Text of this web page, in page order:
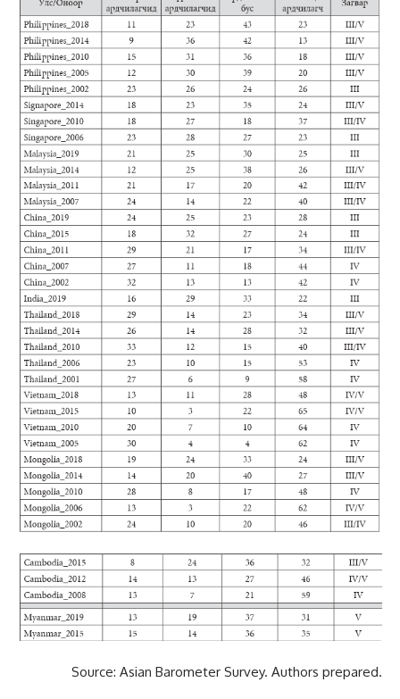
Source: Asian Barometer Survey. Authors prepared.